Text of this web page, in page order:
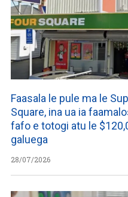
Faasala le pule ma le
Square, ina ua ia
fafo e totogi atu le
galuega
28/07/2026